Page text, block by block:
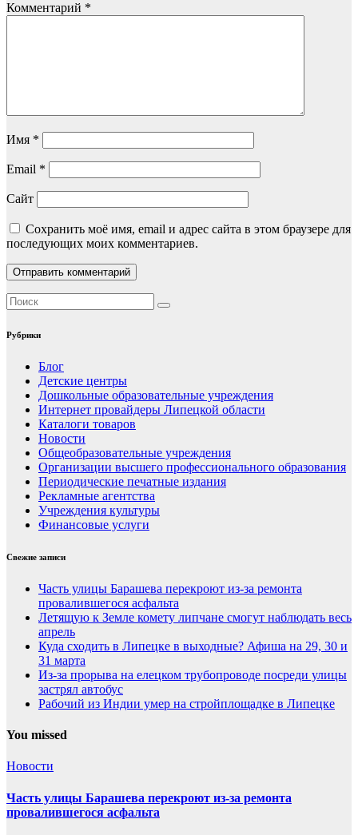
Комментарий *
Имя *
Email *
Сайт
Сохранить моё имя, email и адрес сайта в этом браузере для
последующих моих комментариев.
Рубрики
Блог
Детские центры
Дошкольные образовательные учреждения
Интернет провайдеры Липецкой области
Каталоги товаров
Новости
Общеобразовательные учреждения
Организации высшего профессионального образования
Периодические печатные издания
Рекламные агентства
Учреждения культуры
Финансовые услуги
Свежие записи
Часть улицы Барашева перекроют из-за ремонта
провалившегося асфальта
Летящую к Земле комету липчане смогут наблюдать весь
апрель
Куда сходить в Липецке в выходные? Афиша на 29, 30 и
31 марта
Из-за прорыва на елецком трубопроводе посреди улицы
застрял автобус
Рабочий из Индии умер на стройплощадке в Липецке
You missed
Новости
Часть улицы Барашева перекроют из-за ремонта
провалившегося асфальта